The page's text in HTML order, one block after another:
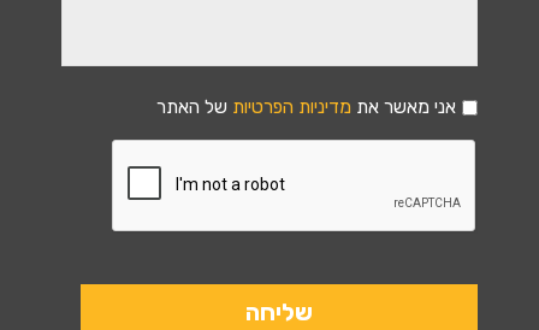
אני מאשר את מדיניות הפרטיות של האתר